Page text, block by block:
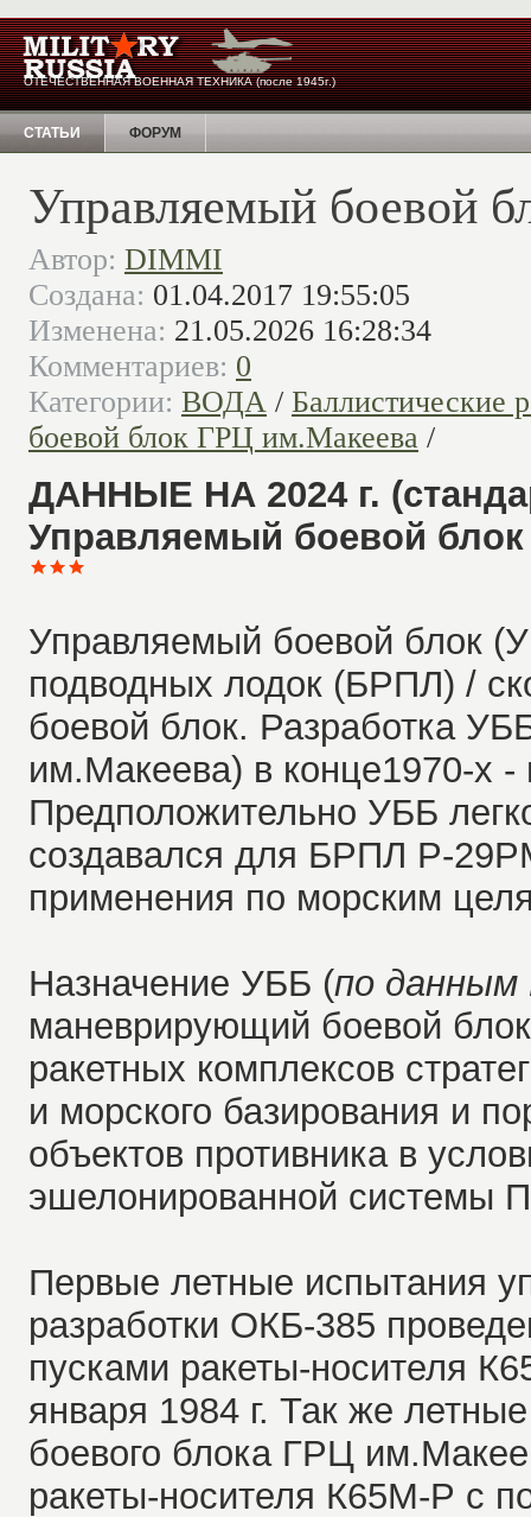
ОТЕЧЕСТВЕННАЯ ВОЕННАЯ ТЕХНИКА (после 1945г.)
СТАТЬИ ФОРУМ
Управляемый боевой
Автор: DIMMI
Создана: 01.04.2017 19:55:05
Изменена: 21.05.2026 16:28:34
Комментариев: 0
Категории: ВОДА / Баллистические
боевой блок ГРЦ им.Макеева /
ДАННЫЕ НА 2024 г.
Управляемый боевой
Управляемый боевой блок
подводных лодок (БРПЛ) /
боевой блок. Разработка
им.Макеева) в конце1970-х -
Предположительно УББ
создавался для БРПЛ Р-
применения по морским
Назначение УББ (по
маневрирующий боевой
ракетных комплексов
и морского базирования и
объектов противника в
эшелонированной системы
Первые летные испытания
разработки ОКБ-385
пусками ракеты-носителя
января 1984 г. Так же
боевого блока ГРЦ
ракеты-носителя К65М-Р с